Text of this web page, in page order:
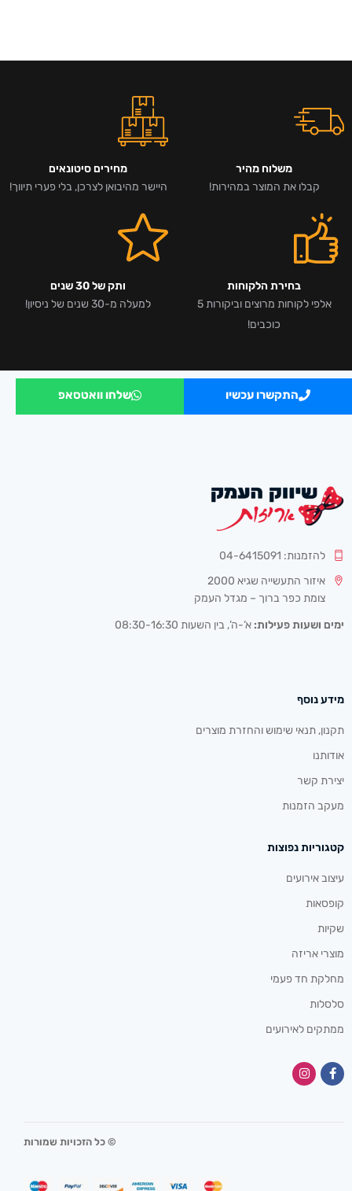
משלוח מהיר
קבלו את המוצר במהירות!
מחירים סיטונאים
היישר מהיבואן לצרכן, בלי פערי תיווך!
בחירת הלקוחות
אלפי לקוחות מרוצים וביקורות 5
כוכבים!
ותק של 30 שנים
למעלה מ-30 שנים של ניסיון!
התקשרו עכשיו שלחו וואטסאפ
להזמנות: 04-6415091
איזור התעשייה שגיא 2000
צומת כפר ברוך – מגדל העמק
ימים ושעות פעילות: א’-ה’, בין השעות 08:30-16:30
מידע נוסף
תקנון, תנאי שימוש והחזרת מוצרים
אודותנו
יצירת קשר
מעקב הזמנות
קטגוריות נפוצות
עיצוב אירועים
קופסאות
שקיות
מוצרי אריזה
מחלקת חד פעמי
סלסלות
ממתקים לאירועים
© כל הזכויות שמורות